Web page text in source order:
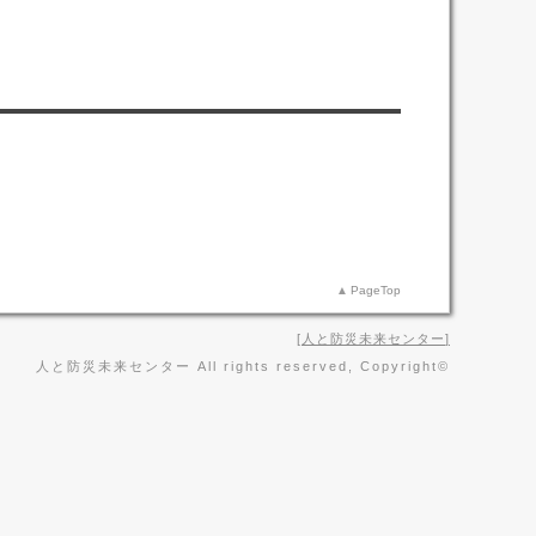
PageTop
人と防災未来センター
人と防災未来センター All rights reserved, Copyright©